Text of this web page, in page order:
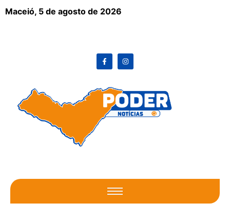
Maceió, 5 de agosto de 2026